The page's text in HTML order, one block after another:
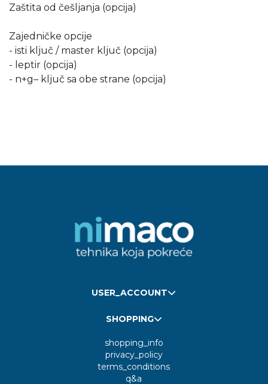
Zaštita od češljanja (opcija)
Zajedničke opcije
- isti ključ / master ključ (opcija)
- leptir (opcija)
- n+g– ključ sa obe strane (opcija)
USER_ACCOUNT
SHOPPING
shopping_info
privacy_policy
terms_conditions
q&a